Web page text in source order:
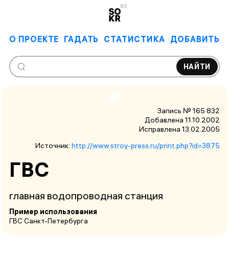
6.0
О ПРОЕКТЕ ГАДАТЬ СТАТИСТИКА ДОБАВИТЬ
НАЙТИ
Запись № 165 832
Добавлена 11.10.2002
Исправлена 13.02.2005
Источник: http://www.stroy-press.ru/print.php?id=3875
ГВС
главная водопроводная станция
Пример использования
ГВС Санкт-Петербурга